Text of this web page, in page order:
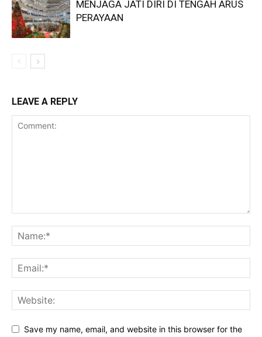
MENJAGA JATI DIRI DI TENGAH ARUS
PERAYAAN
LEAVE A REPLY
Save my name, email, and website in this browser for the